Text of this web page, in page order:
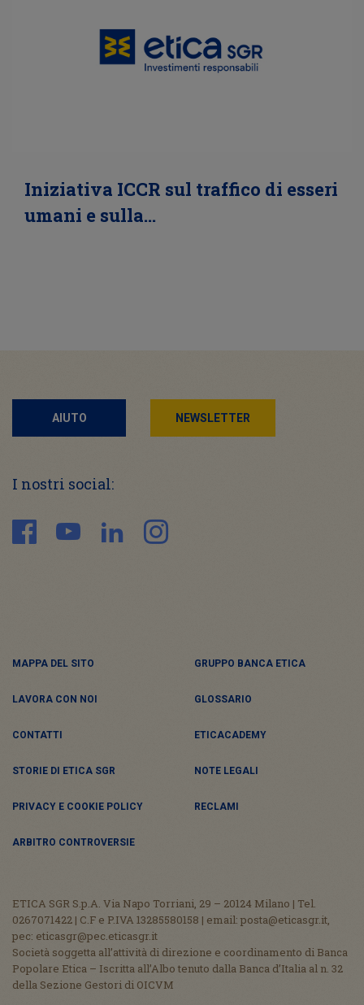
Iniziativa ICCR sul traffico di esseri
umani e sulla…
AIUTO NEWSLETTER
I nostri social:
MAPPA DEL SITO GRUPPO BANCA ETICA
LAVORA CON NOI GLOSSARIO
CONTATTI ETICACADEMY
STORIE DI ETICA SGR NOTE LEGALI
PRIVACY E COOKIE POLICY RECLAMI
ARBITRO CONTROVERSIE
ETICA SGR S.p.A. Via Napo Torriani, 29 – 20124 Milano | Tel.
0267071422 | C.F e P.IVA 13285580158 | email: posta@eticasgr.it,
pec: eticasgr@pec.eticasgr.it
Società soggetta all’attività di direzione e coordinamento di Banca
Popolare Etica – Iscritta all’Albo tenuto dalla Banca d’Italia al n. 32
della Sezione Gestori di OICVM